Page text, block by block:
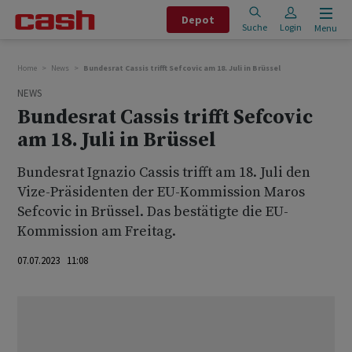
Depot
Suche Login Menu
Home News Bundesrat Cassis trifft Sefcovic am 18. Juli in Brüssel
NEWS
Bundesrat Cassis trifft Sefcovic
am 18. Juli in Brüssel
Bundesrat Ignazio Cassis trifft am 18. Juli den
Vize-Präsidenten der EU-Kommission Maros
Sefcovic in Brüssel. Das bestätigte die EU-
Kommission am Freitag.
07.07.2023 11:08